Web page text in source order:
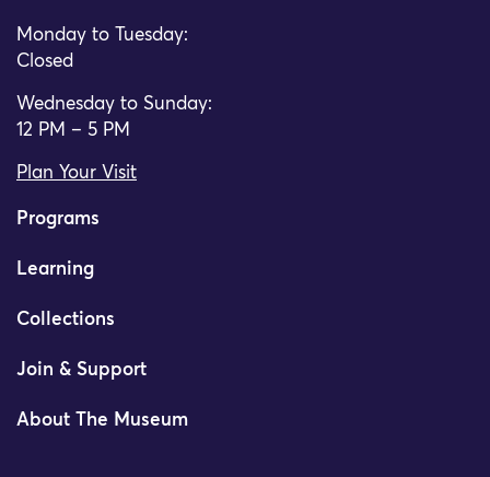
Monday to Tuesday:
Closed
Wednesday to Sunday:
12 PM – 5 PM
Plan Your Visit
Programs
Learning
Collections
Join & Support
About The Museum